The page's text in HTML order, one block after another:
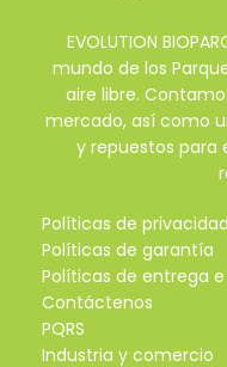
EVOLUTION
mundo de los
aire libre.
mercado, así como
y repuestos para
Políticas de privacidad
Políticas de garantía
Políticas de entrega
Contáctenos
PQRS
Industria y comercio